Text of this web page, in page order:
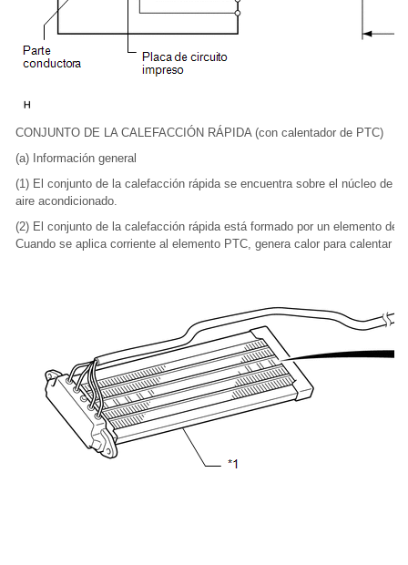
CONJUNTO DE LA CALEFACCIÓN RÁPIDA (con calentador de PTC)
(a) Información general
(1) El conjunto de la calefacción rápida se encuentra sobre el núcleo de
aire acondicionado.
(2) El conjunto de la calefacción rápida está formado por un elemento de
Cuando se aplica corriente al elemento PTC, genera calor para calentar